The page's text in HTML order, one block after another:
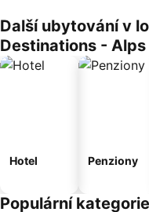
Další ubytování v
Destinations - Alps
Hotel Penziony
Populární